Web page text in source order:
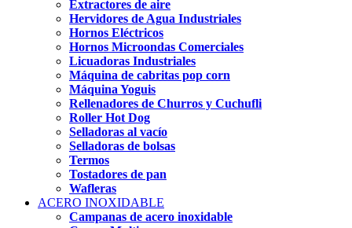
Extractores de aire
Hervidores de Agua Industriales
Hornos Eléctricos
Hornos Microondas Comerciales
Licuadoras Industriales
Máquina de cabritas pop corn
Máquina Yoguis
Rellenadores de Churros y Cuchufli
Roller Hot Dog
Selladoras al vacío
Selladoras de bolsas
Termos
Tostadores de pan
Wafleras
ACERO INOXIDABLE
Campanas de acero inoxidable